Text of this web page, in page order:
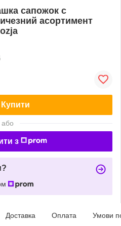
сапожок с
асортимент
Купити
або
з
Доставка Оплата Умови